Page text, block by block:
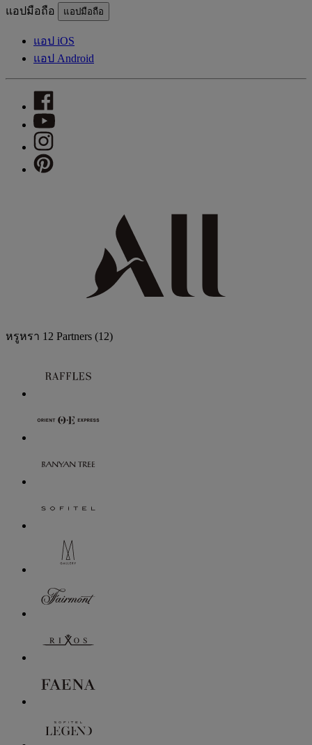
แอปมือถือ แอปมือถือ
แอป iOS
แอป Android
หรูหรา 12 Partners (12)